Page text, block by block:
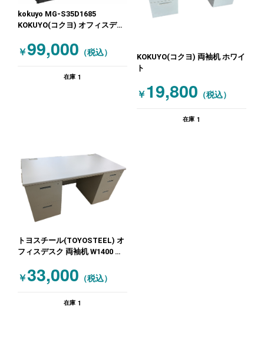
kokuyo MG-S35D1685
KOKUYO(コクヨ) オフィスデス
ン）
￥99,000 （税込）
在庫 1
KOKUYO(コクヨ) 両袖机 ホワイ
ト
￥ 19,800 （税込）
在庫 1
トヨスチール(TOYOSTEEL) オ
フィスデスク 両袖机 W1400 ニ
￥33,000 （税込）
在庫 1